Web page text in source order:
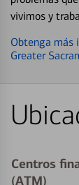
vivimos y
Obtenga más
Greater
Centros
(ATM)